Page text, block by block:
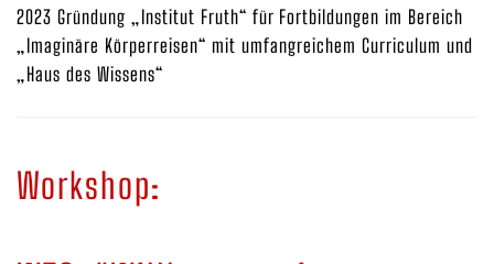
2023 Gründung „Institut Fruth“ für Fortbildungen im Bereich
„Imaginäre Körperreisen“ mit umfangreichem Curriculum und
„Haus des Wissens“
Workshop: